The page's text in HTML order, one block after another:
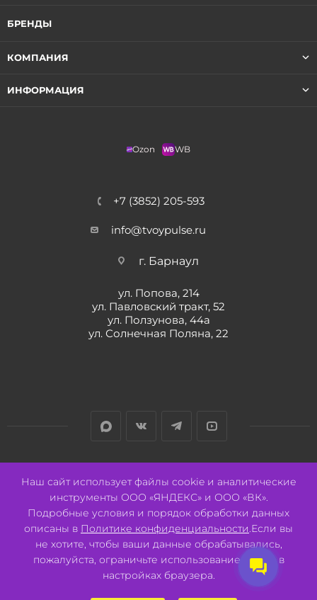
БРЕНДЫ
КОМПАНИЯ
ИНФОРМАЦИЯ
Ozon WB
+7 (3852) 205-593
info@tvoypulse.ru
г. Барнаул
ул. Попова, 214
ул. Павловский тракт, 52
ул. Ползунова, 44а
ул. Солнечная Поляна, 22
2026 © ООО "СВК"/ 656064 г. Барнаул, ул. Павловский тракт, 52.
ИНН 2221130516 ОГРН 1082221000531.
Pulse - сеть магазинов для активных
Разработано:Авалон
Наш сайт использует файлы cookie и аналитические
инструменты ООО «ЯНДЕКС» и ООО «ВК».
Подробные условия и порядок обработки данных
описаны в Политике конфиденциальности.Если вы
не хотите, чтобы ваши данные обрабатывались,
пожалуйста, ограничьте использование cookie в
настройках браузера.